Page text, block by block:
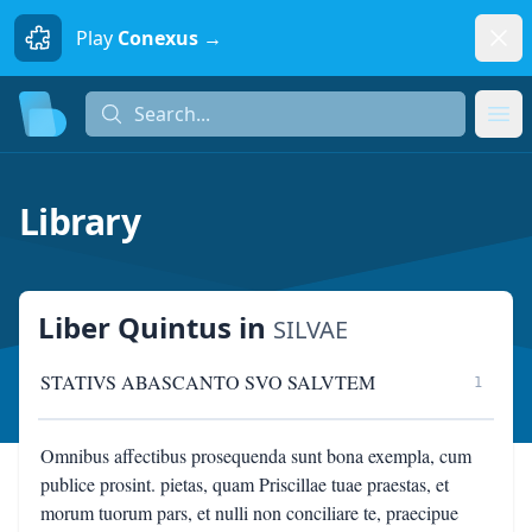
Play Conexus →
Search...
Library
Liber Quintus in SILVAE
STATIVS ABASCANTO SVO SALVTEM 1
Omnibus affectibus prosequenda sunt bona exempla, cum
publice prosint. pietas, quam Priscillae tuae praestas, et
morum tuorum pars, et nulli non conciliare te, praecipue